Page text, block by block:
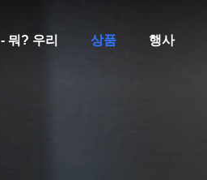
- 뭐? 우리 상품 행사